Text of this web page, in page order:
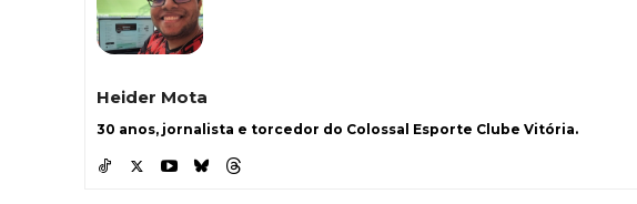
Heider Mota
30 anos, jornalista e torcedor do Colossal Esporte Clube Vitória.